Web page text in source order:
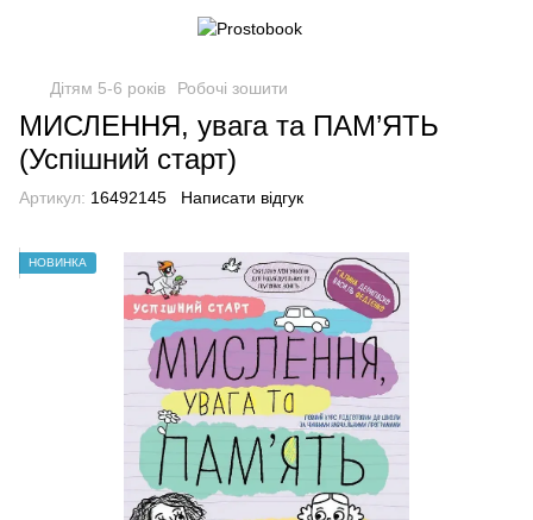
Дітям 5-6 років Робочі зошити
МИСЛЕННЯ, увага та ПАМ’ЯТЬ
(Успішний старт)
Артикул: 16492145 Написати відгук
НОВИНКА